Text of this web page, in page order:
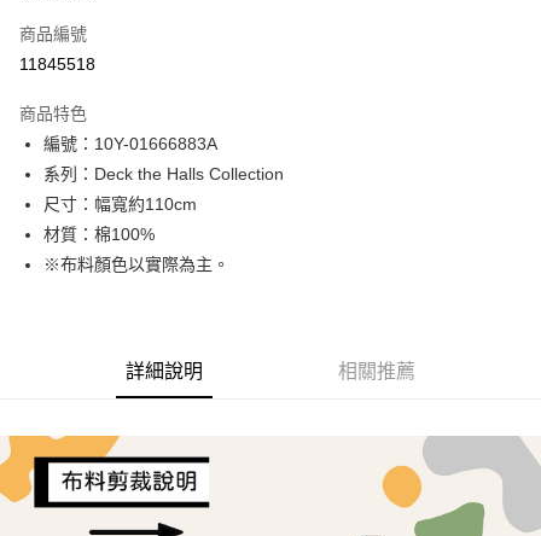
超商取貨付款
Apple Pay
街口支付
Google Pay
AFTEE先享後付
１．簡單：不需註冊會員、不需綁卡、不需儲值。
３．安心：先確認商品／服務後，再付款。
【「AFTEE先享後付」結帳流程】
１．於結帳方式選擇「AFTEE先享後付」後，將跳轉至「AFTEE先享後付」
結帳頁面，進行簡訊認證並確認金額後，即可完成結帳。
全家取貨付款
每筆NT$65，滿NT$1,500(含以上)免運費
商品編號
11845518
商品特色
編號：10Y-01666883A
系列：Deck the Halls Collection
尺寸：幅寬約110cm
材質：棉100%
※布料顏色以實際為主。
詳細說明 相關推薦